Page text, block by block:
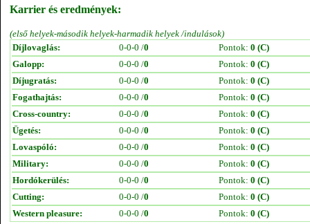
Karrier és eredmények:
(első helyek-második helyek-harmadik helyek /indulások)
Díjlovaglás:
0-0-0 /0 Pontok: 0 (C)
Galopp:
0-0-0 /0 Pontok: 0 (C)
Díjugratás:
0-0-0 /0 Pontok: 0 (C)
Fogathajtás:
0-0-0 /0 Pontok: 0 (C)
Cross-country:
0-0-0 /0 Pontok: 0 (C)
Ügetés:
0-0-0 /0 Pontok: 0 (C)
Lovaspóló:
0-0-0 /0 Pontok: 0 (C)
Military:
0-0-0 /0 Pontok: 0 (C)
Hordókerülés:
0-0-0 /0 Pontok: 0 (C)
Cutting:
0-0-0 /0 Pontok: 0 (C)
Western pleasure:
0-0-0 /0 Pontok: 0 (C)